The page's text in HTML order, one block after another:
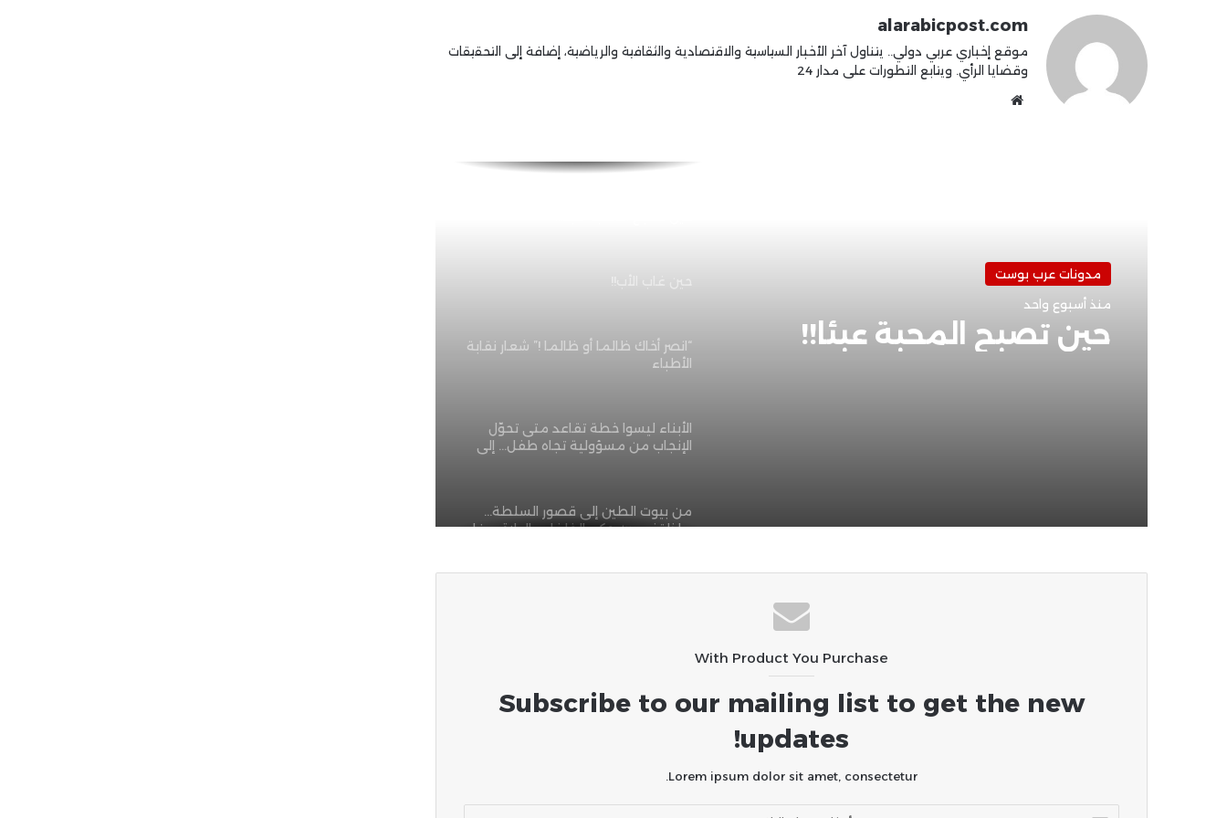
alarabicpost.com
موقع إخباري عربي دولي.. يتناول آخر الأخبار السياسية والاقتصادية والثقافية والرياضية، إضافة إلى التحقيقات
وقضايا الرأي. ويتابع التطورات على مدار 24
مدونات عرب بوست
منذ أسبوع واحد
مدونات عرب بوست
منذ أسبوعين
حين تصبح المحبة عبئًا!!
“انصر أخاك ظالما أو ظالما !” شعار نقابة
الأبناء ليسوا خطة تقاعد متى تحوّل
من بيوت الطين إلى قصور السلطة…
With Product You Purchase
Subscribe to our mailing list to get the new
updates!
Lorem ipsum dolor sit amet, consectetur.